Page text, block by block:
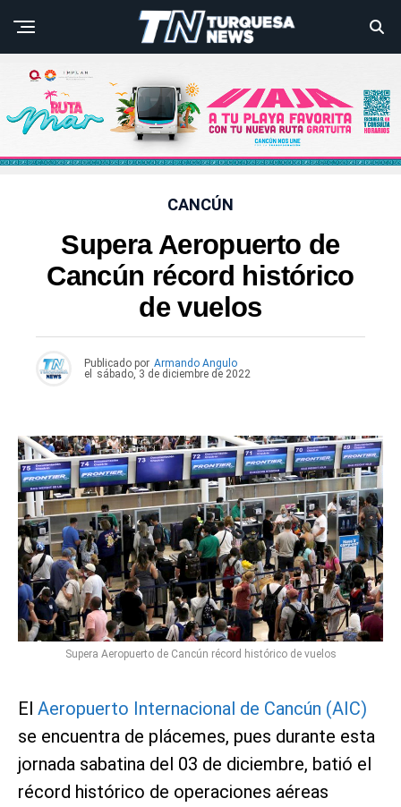
CANCÚN
Supera Aeropuerto de
Cancún récord histórico
de vuelos
Publicado por Armando Angulo
el
sábado, 3 de diciembre de 2022
Supera Aeropuerto de Cancún récord histórico de vuelos
El Aeropuerto Internacional de Cancún (AIC)
se encuentra de plácemes, pues durante esta
jornada sabatina del 03 de diciembre, batió el
récord histórico de operaciones aéreas